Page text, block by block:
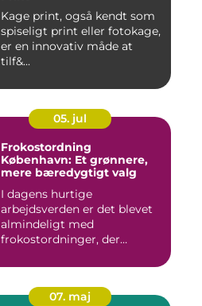
Kage print, også kendt som
spiseligt print eller fotokage,
er en innovativ måde at
tilf&...
05. jul
Frokostordning
København: Et grønnere,
mere bæredygtigt valg
I dagens hurtige
arbejdsverden er det blevet
almindeligt med
frokostordninger, der
07. maj